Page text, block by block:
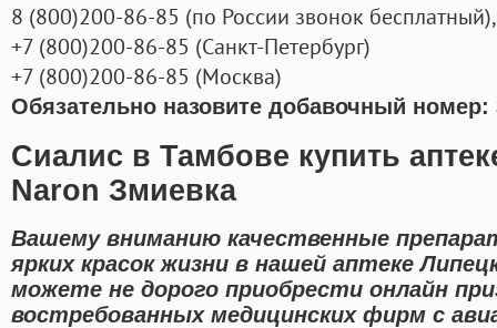
8 (800)200-86-85 (по России звонок бесплатный),
+7 (800)200-86-85 (Санкт-Петербург)
+7 (800)200-86-85 (Москва)
Обязательно назовите добавочный номер:
Сиалис в Тамбове купить
Naron Змиевка
Вашему вниманию качественные
ярких красок жизни в нашей аптеке
можете не дорого приобрести онлайн
востребованных медицинских фирм с